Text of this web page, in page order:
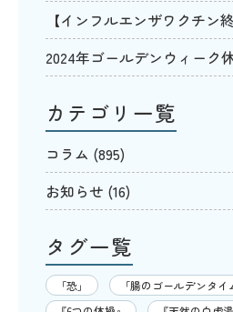
【インフルエンザワクチン
2024年ゴールデンウィーク
カテゴリ一覧
コラム (895)
お知らせ (16)
タグ一覧
「恐」 「腸のゴールデンタイ